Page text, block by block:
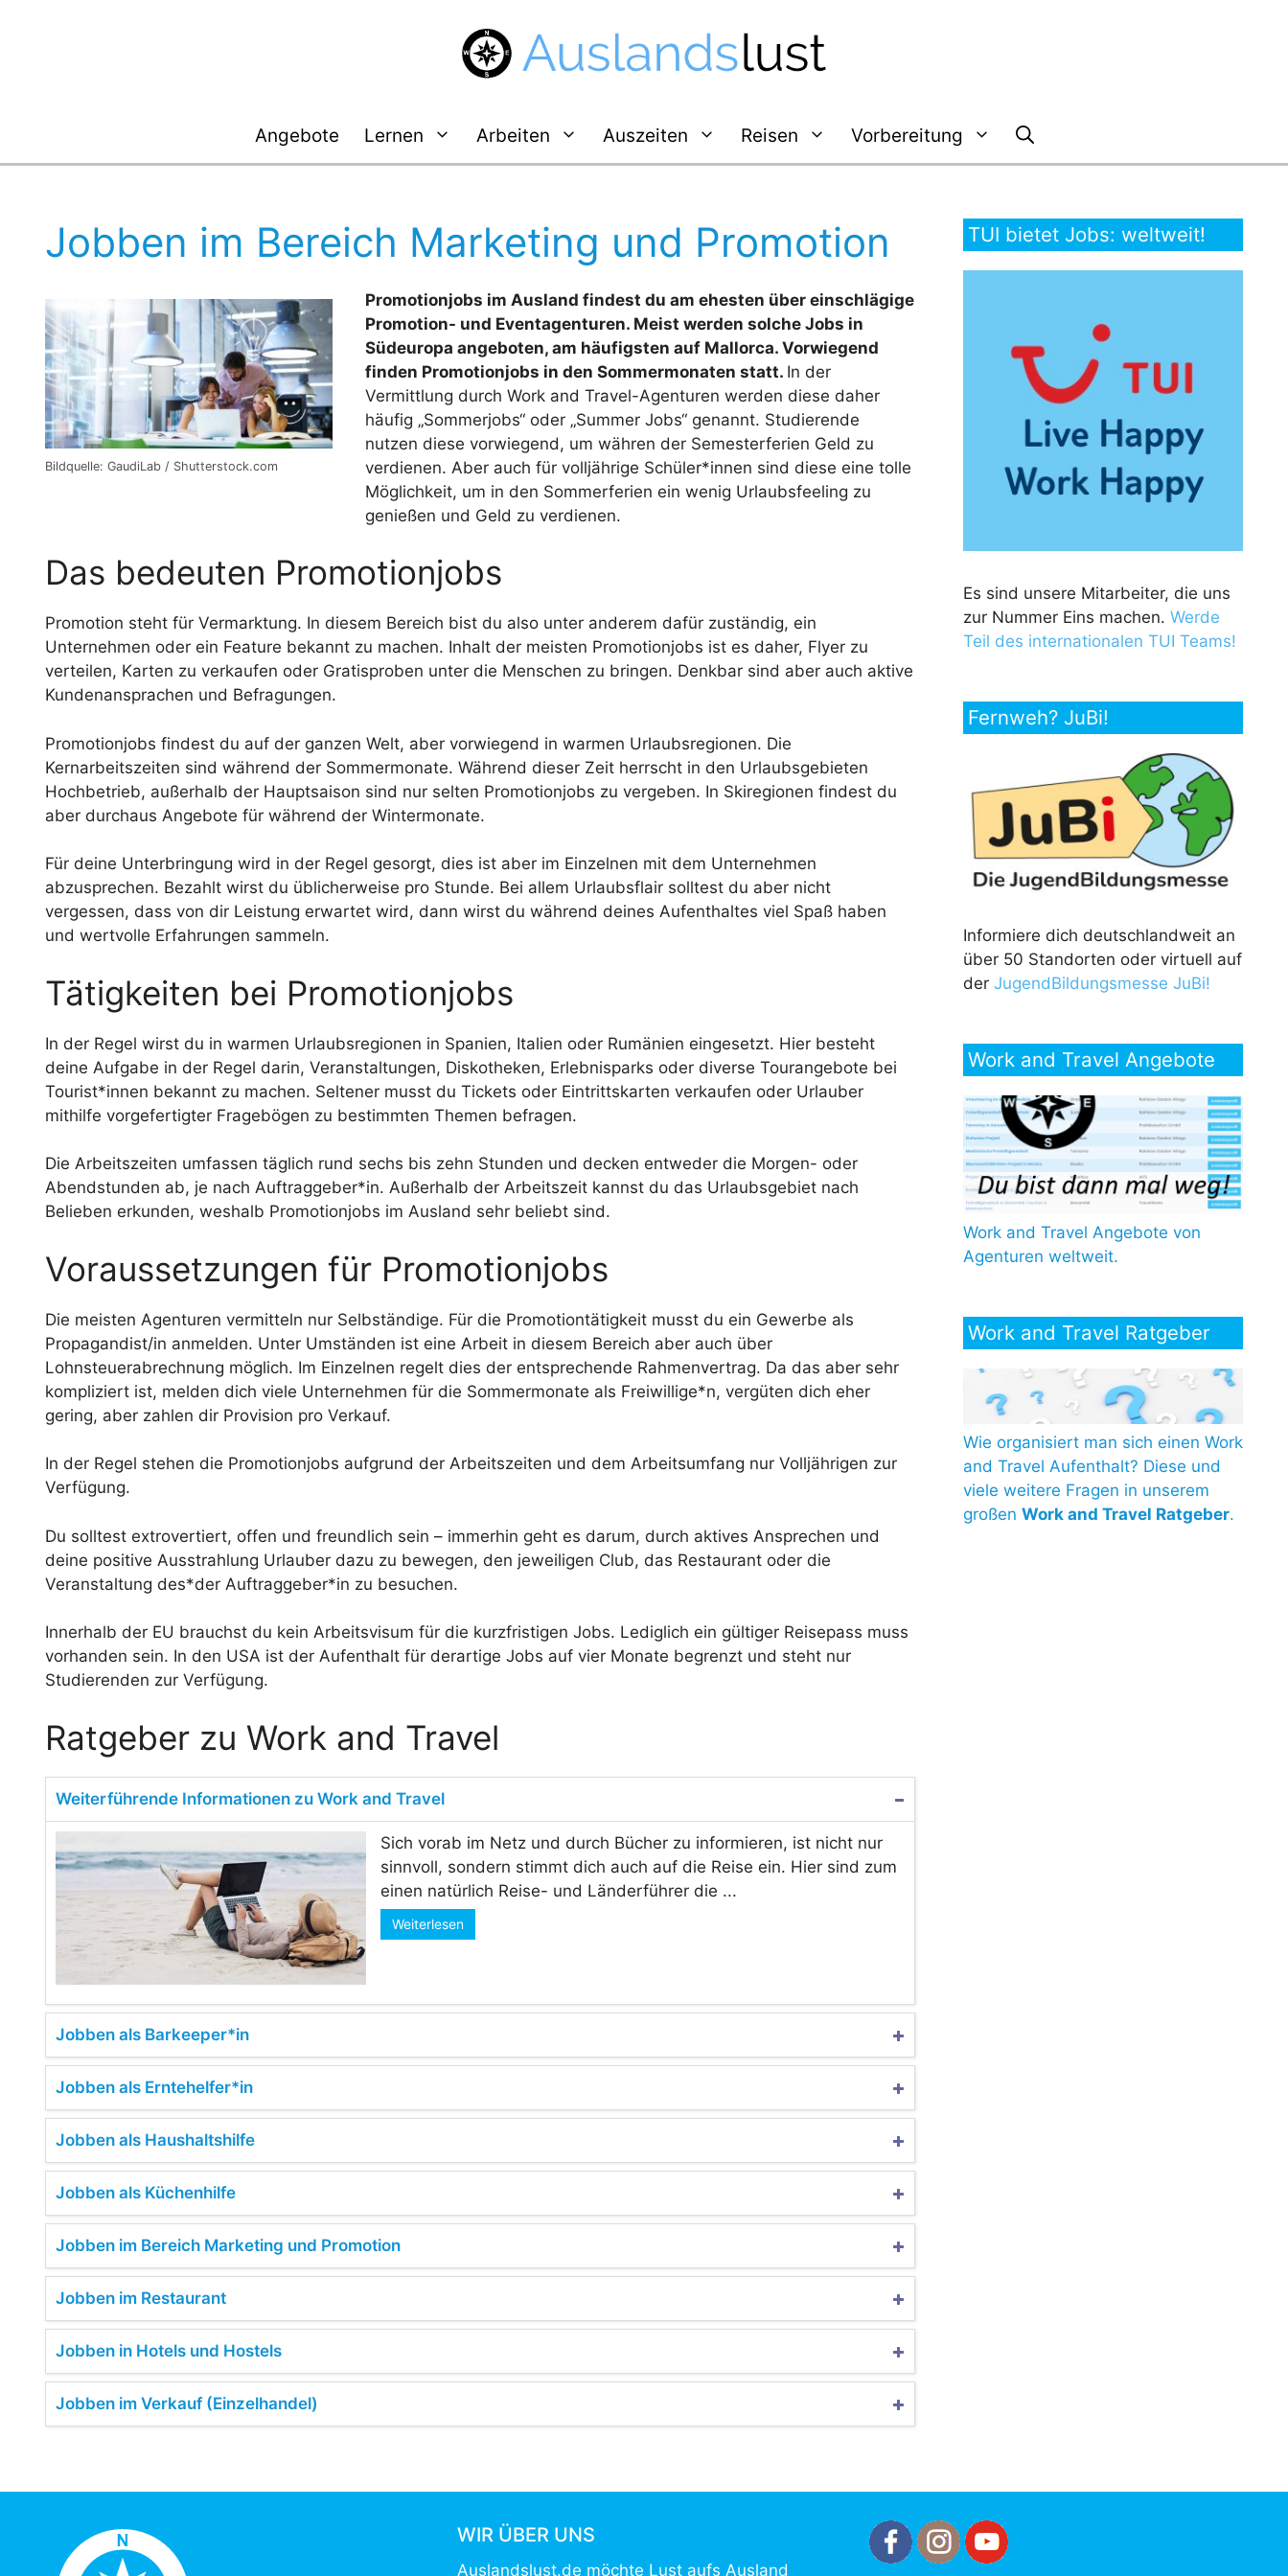
Angebote Lernen Arbeiten Auszeiten Reisen Vorbereitung
Jobben im Bereich Marketing und Promotion
Bildquelle: GaudiLab / Shutterstock.com
Promotionjobs im Ausland findest du am ehesten über einschlägige
Promotion- und Eventagenturen. Meist werden solche Jobs in
Südeuropa angeboten, am häufigsten auf Mallorca. Vorwiegend
finden Promotionjobs in den Sommermonaten statt. In der
Vermittlung durch Work and Travel-Agenturen werden diese daher
häufig „Sommerjobs“ oder „Summer Jobs“ genannt. Studierende
nutzen diese vorwiegend, um währen der Semesterferien Geld zu
verdienen. Aber auch für volljährige Schüler*innen sind diese eine tolle
Möglichkeit, um in den Sommerferien ein wenig Urlaubsfeeling zu
genießen und Geld zu verdienen.
Das bedeuten Promotionjobs
Promotion steht für Vermarktung. In diesem Bereich bist du also unter anderem dafür zuständig, ein
Unternehmen oder ein Feature bekannt zu machen. Inhalt der meisten Promotionjobs ist es daher, Flyer zu
verteilen, Karten zu verkaufen oder Gratisproben unter die Menschen zu bringen. Denkbar sind aber auch aktive
Kundenansprachen und Befragungen.
Promotionjobs findest du auf der ganzen Welt, aber vorwiegend in warmen Urlaubsregionen. Die
Kernarbeitszeiten sind während der Sommermonate. Während dieser Zeit herrscht in den Urlaubsgebieten
Hochbetrieb, außerhalb der Hauptsaison sind nur selten Promotionjobs zu vergeben. In Skiregionen findest du
aber durchaus Angebote für während der Wintermonate.
Für deine Unterbringung wird in der Regel gesorgt, dies ist aber im Einzelnen mit dem Unternehmen
abzusprechen. Bezahlt wirst du üblicherweise pro Stunde. Bei allem Urlaubsflair solltest du aber nicht
vergessen, dass von dir Leistung erwartet wird, dann wirst du während deines Aufenthaltes viel Spaß haben
und wertvolle Erfahrungen sammeln.
Tätigkeiten bei Promotionjobs
In der Regel wirst du in warmen Urlaubsregionen in Spanien, Italien oder Rumänien eingesetzt. Hier besteht
deine Aufgabe in der Regel darin, Veranstaltungen, Diskotheken, Erlebnisparks oder diverse Tourangebote bei
Tourist*innen bekannt zu machen. Seltener musst du Tickets oder Eintrittskarten verkaufen oder Urlauber
mithilfe vorgefertigter Fragebögen zu bestimmten Themen befragen.
Die Arbeitszeiten umfassen täglich rund sechs bis zehn Stunden und decken entweder die Morgen- oder
Abendstunden ab, je nach Auftraggeber*in. Außerhalb der Arbeitszeit kannst du das Urlaubsgebiet nach
Belieben erkunden, weshalb Promotionjobs im Ausland sehr beliebt sind.
Voraussetzungen für Promotionjobs
Die meisten Agenturen vermitteln nur Selbständige. Für die Promotiontätigkeit musst du ein Gewerbe als
Propagandist/in anmelden. Unter Umständen ist eine Arbeit in diesem Bereich aber auch über
Lohnsteuerabrechnung möglich. Im Einzelnen regelt dies der entsprechende Rahmenvertrag. Da das aber sehr
kompliziert ist, melden dich viele Unternehmen für die Sommermonate als Freiwillige*n, vergüten dich eher
gering, aber zahlen dir Provision pro Verkauf.
In der Regel stehen die Promotionjobs aufgrund der Arbeitszeiten und dem Arbeitsumfang nur Volljährigen zur
Verfügung.
Du solltest extrovertiert, offen und freundlich sein – immerhin geht es darum, durch aktives Ansprechen und
deine positive Ausstrahlung Urlauber dazu zu bewegen, den jeweiligen Club, das Restaurant oder die
Veranstaltung des*der Auftraggeber*in zu besuchen.
Innerhalb der EU brauchst du kein Arbeitsvisum für die kurzfristigen Jobs. Lediglich ein gültiger Reisepass muss
vorhanden sein. In den USA ist der Aufenthalt für derartige Jobs auf vier Monate begrenzt und steht nur
Studierenden zur Verfügung.
Ratgeber zu Work and Travel
Weiterführende Informationen zu Work and Travel
Sich vorab im Netz und durch Bücher zu informieren, ist nicht nur
sinnvoll, sondern stimmt dich auch auf die Reise ein. Hier sind zum
einen natürlich Reise- und Länderführer die ...
Weiterlesen
Jobben als Barkeeper*in
Jobben als Erntehelfer*in
Jobben als Haushaltshilfe
Jobben als Küchenhilfe
Jobben im Bereich Marketing und Promotion
Jobben im Restaurant
Jobben in Hotels und Hostels
Jobben im Verkauf (Einzelhandel)
TUI bietet Jobs: weltweit!
Es sind unsere Mitarbeiter, die uns
zur Nummer Eins machen. Werde
Teil des internationalen TUI Teams!
Fernweh? JuBi!
Informiere dich deutschlandweit an
über 50 Standorten oder virtuell auf
der JugendBildungsmesse JuBi!
Work and Travel Angebote
Work and Travel Angebote von
Agenturen weltweit.
Work and Travel Ratgeber
Wie organisiert man sich einen Work
and Travel Aufenthalt? Diese und
viele weitere Fragen in unserem
großen Work and Travel Ratgeber.
WIR ÜBER UNS
Auslandslust.de möchte Lust aufs Ausland